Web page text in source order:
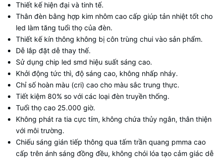
Thiết kế hiện đại và tinh tế.
Thân đèn bằng hợp kim nhôm cao cấp giúp tản nhiệt tốt cho
led làm tăng tuổi thọ của đèn.
Thiết kế kín thông không bị côn trùng chui vào sản phẩm.
Dễ lắp đặt dễ thay thế.
Sử dụng chip led smd hiệu suất sáng cao.
Khởi động tức thì, độ sáng cao, không nhấp nháy.
Chỉ số hoàn màu (cri) cao cho màu sắc trung thực.
Tiết kiệm 80% so với các loại đèn truyền thống.
Tuổi thọ cao 25.000 giờ.
Không phát ra tia cực tím, không chứa thủy ngân, thân thiện
với môi trường.
Chiếu sáng gián tiếp thông qua tấm trần quang pmma cao
cấp trên ánh sáng đồng đều, không chói lóa tạo cảm giác dễ